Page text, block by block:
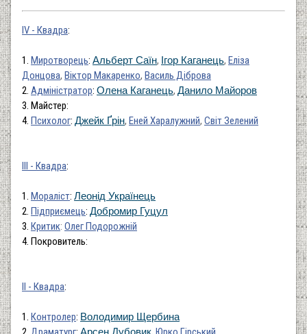
ІV - Квадра:
1. Миротворець: Альберт Саїн, Ігор Каганець, Еліза
Донцова, Віктор Макаренко, Василь Діброва
2. Адміністратор: Олена Каганець, Данило Майоров
3. Майстер:
4. Психолог: Джейк Ґрін, Еней Харалужний, Світ Зелений
ІІІ - Квадра:
1. Мораліст: Леонід Українець
2. Підприємець: Добромир Гуцул
3. Критик: Олег Подорожній
4. Покровитель:
ІІ - Квадра:
1. Контролер: Володимир Щербина
Арсен Дубовик